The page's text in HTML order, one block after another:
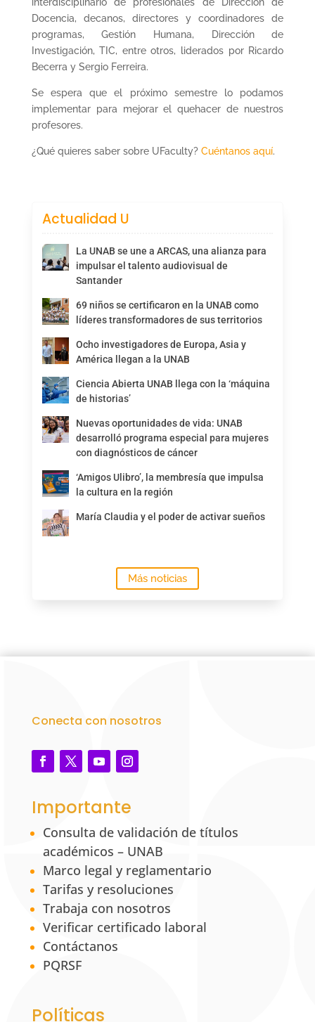
Docencia, decanos, directores y coordinadores de
programas, Gestión Humana, Dirección de
Investigación, TIC, entre otros, liderados por Ricardo
Becerra y Sergio Ferreira.
Se espera que el próximo semestre lo podamos
implementar para mejorar el quehacer de nuestros
profesores.
¿Qué quieres saber sobre UFaculty? Cuéntanos aquí.
Actualidad U
La UNAB se une a ARCAS, una alianza para
impulsar el talento audiovisual de
Santander
69 niños se certificaron en la UNAB como
líderes transformadores de sus territorios
Ocho investigadores de Europa, Asia y
América llegan a la UNAB
Ciencia Abierta UNAB llega con la ‘máquina
de historias’
Nuevas oportunidades de vida: UNAB
desarrolló programa especial para mujeres
con diagnósticos de cáncer
‘Amigos Ulibro’, la membresía que impulsa
la cultura en la región
María Claudia y el poder de activar sueños
Más noticias
Conecta con nosotros
Importante
Consulta de validación de títulos
académicos – UNAB
Marco legal y reglamentario
Tarifas y resoluciones
Trabaja con nosotros
Verificar certificado laboral
Contáctanos
PQRSF
Políticas